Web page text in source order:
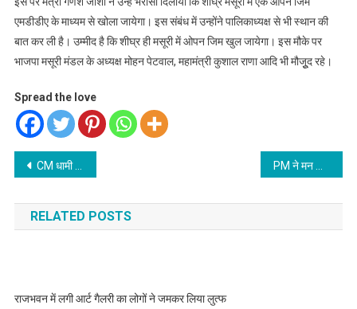
एमडीडीए के माध्यम से खोला जायेगा। इस संबंध में उन्होंने पालिकाध्यक्ष से भी स्थान की
बात कर ली है। उम्मीद है कि शीघ्र ही मसूरी में ओपन जिम खुल जायेगा। इस मौके पर
भाजपा मसूरी मंडल के अध्यक्ष मोहन पेटवाल, महामंत्री कुशाल राणा आदि भी मौजूुद रहे।
Spread the love
Post
navigation
CM धामी ने राष्ट्रीय वाइल्ड लाइफ बोर्ड के पूर्व सदस्य पुष्पराज सिंह से भेंट की PM ने मन की बात में शत प्रतिशत टीकाकरण की प्रथम डोज लगाने पर उत्तराखंड सरकार की सराहना की
RELATED POSTS
राजभवन में लगी आर्ट गैलरी का लोगों ने जमकर लिया लुत्फ